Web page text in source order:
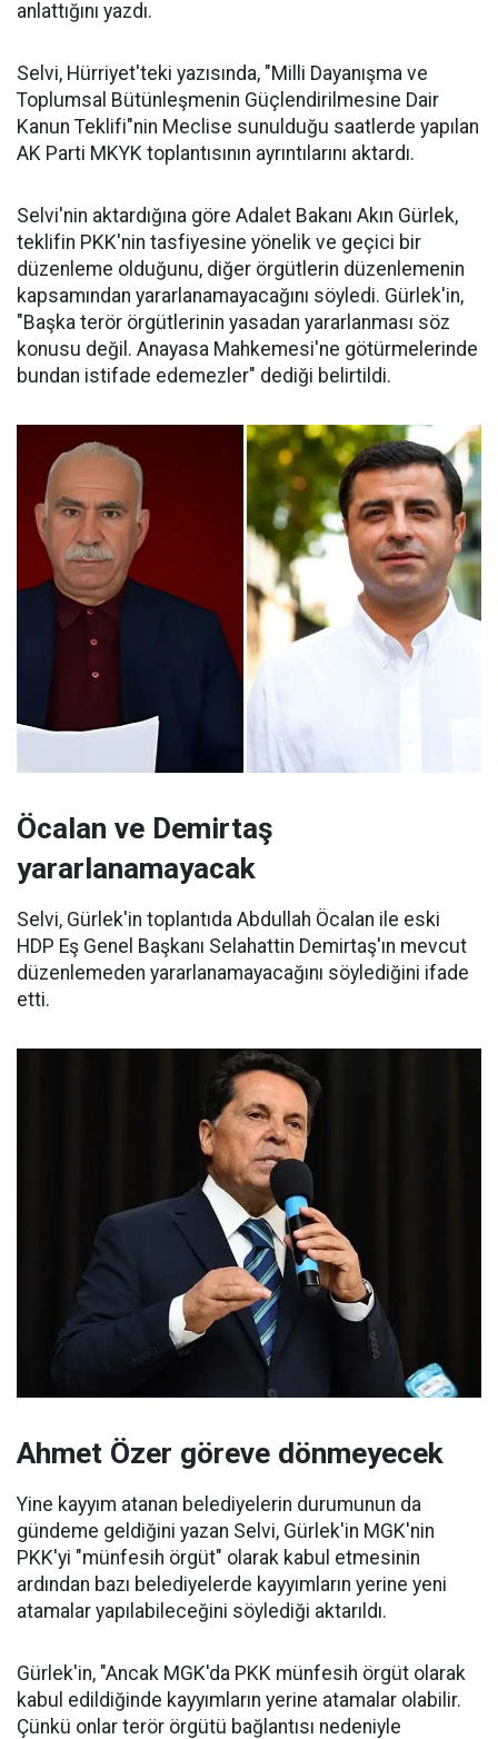
anlattığını yazdı.
Selvi, Hürriyet'teki yazısında, "Milli Dayanışma ve
Toplumsal Bütünleşmenin Güçlendirilmesine Dair
Kanun Teklifi"nin Meclise sunulduğu saatlerde yapılan
AK Parti MKYK toplantısının ayrıntılarını aktardı.
Selvi'nin aktardığına göre Adalet Bakanı Akın Gürlek,
teklifin PKK'nin tasfiyesine yönelik ve geçici bir
düzenleme olduğunu, diğer örgütlerin düzenlemenin
kapsamından yararlanamayacağını söyledi. Gürlek'in,
"Başka terör örgütlerinin yasadan yararlanması söz
konusu değil. Anayasa Mahkemesi'ne götürmelerinde
bundan istifade edemezler" dediği belirtildi.
Öcalan ve Demirtaş
yararlanamayacak
Selvi, Gürlek'in toplantıda Abdullah Öcalan ile eski
HDP Eş Genel Başkanı Selahattin Demirtaş'ın mevcut
düzenlemeden yararlanamayacağını söylediğini ifade
etti.
Ahmet Özer göreve dönmeyecek
Yine kayyım atanan belediyelerin durumunun da
gündeme geldiğini yazan Selvi, Gürlek'in MGK'nin
PKK'yi "münfesih örgüt" olarak kabul etmesinin
ardından bazı belediyelerde kayyımların yerine yeni
atamalar yapılabileceğini söylediği aktarıldı.
Gürlek'in, "Ancak MGK'da PKK münfesih örgüt olarak
kabul edildiğinde kayyımların yerine atamalar olabilir.
Çünkü onlar terör örgütü bağlantısı nedeniyle